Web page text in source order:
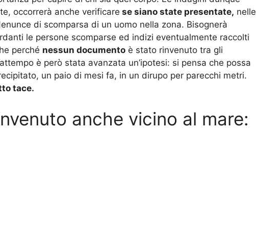
occorrerà anche verificare se siano state presentate, nelle
di scomparsa di un uomo nella zona. Bisognerà
le persone scomparse ed indizi eventualmente raccolti
perché nessun documento è stato rinvenuto tra gli
è però stata avanzata un’ipotesi: si pensa che possa
un paio di mesi fa, in un dirupo per parecchi metri.
tace.
anche vicino al mare: